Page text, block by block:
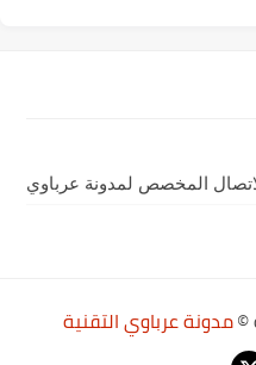
مدونة عرباوي التقنية